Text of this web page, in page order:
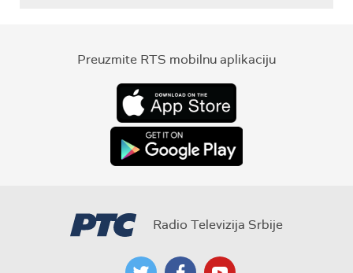
Preuzmite RTS mobilnu aplikaciju
Radio Televizija Srbije